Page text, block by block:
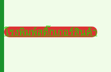
โรงพิมพ์สติ๊กเกอร์สินค้า